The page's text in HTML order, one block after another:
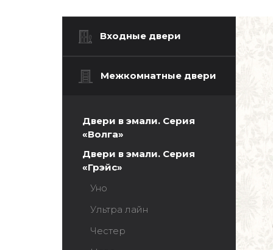
Входные двери
Межкомнатные двери
Двери в эмали. Серия
«Волга»
Двери в эмали. Серия
«Грэйс»
Уно
Ультра лайн
Честер